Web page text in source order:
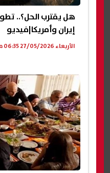
هل يقترب الحل؟..
إيران وأمريكا|فيديو
الأربعاء 27/05/2026 06:35 م